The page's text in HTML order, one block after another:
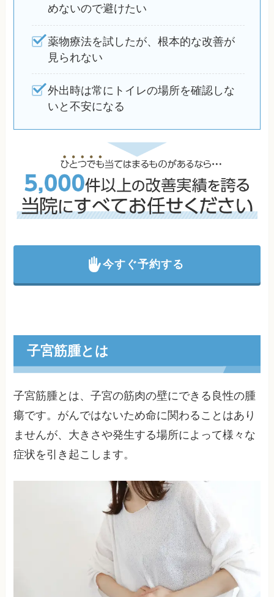
めないので避けたい
薬物療法を試したが、根本的な改善が
見られない
外出時は常にトイレの場所を確認しな
いと不安になる
今すぐ予約する
子宮筋腫とは
子宮筋腫とは、子宮の筋肉の壁にできる良性の腫
瘍です。がんではないため命に関わることはあり
ませんが、大きさや発生する場所によって様々な
症状を引き起こします。